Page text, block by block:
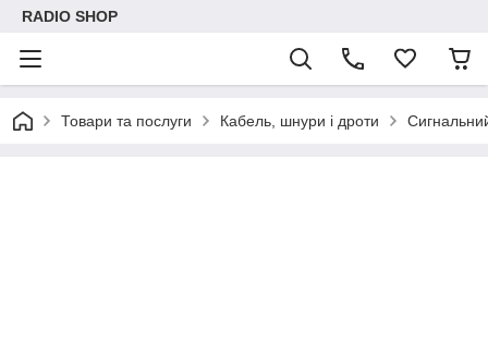
RADIO SHOP
Товари та послуги Кабель, шнури і дроти